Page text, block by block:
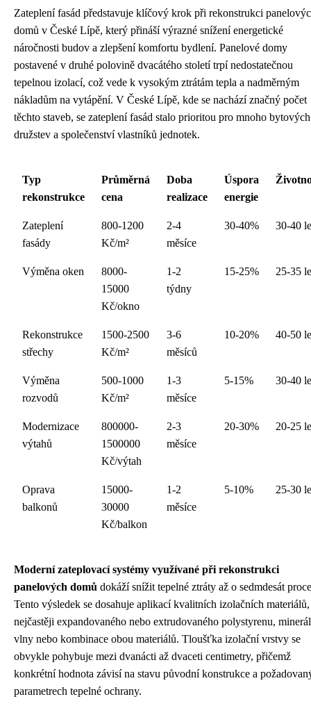
Zateplení fasád představuje klíčový krok při rekonstrukci
domů v České Lípě, který přináší výrazné snížení energetické
náročnosti budov a zlepšení komfortu bydlení. Panelové domy
postavené v druhé polovině dvacátého století trpí nedostatečnou
tepelnou izolací, což vede k vysokým ztrátám tepla a nadměrným
nákladům na vytápění. V České Lípě, kde se nachází značný počet
těchto staveb, se zateplení fasád stalo prioritou pro mnoho bytových
družstev a společenství vlastníků jednotek.
Typ
rekonstrukce
Průměrná
cena
Doba
realizace
Úspora
energie
Zateplení
fasády
800-1200
Kč/m²
2-4
měsíce
30-40% 30-40
Výměna oken
8000-
15000
Kč/okno
1-2
týdny
15-25% 25-35
Rekonstrukce
střechy
1500-2500
Kč/m²
3-6
měsíců
10-20% 40-50
Výměna
rozvodů
500-1000
Kč/m²
1-3
měsíce
5-15% 30-40
Modernizace
výtahů
800000-
1500000
Kč/výtah
2-3
měsíce
20-30% 20-25
Oprava
balkonů
15000-
30000
Kč/balkon
1-2
měsíce
5-10% 25-30
Moderní zateplovací systémy využívané při rekonstrukci
panelových domů dokáží snížit tepelné ztráty až o sedmdesát
Tento výsledek se dosahuje aplikací kvalitních izolačních materiálů,
nejčastěji expandovaného nebo extrudovaného polystyrenu,
vlny nebo kombinace obou materiálů. Tloušťka izolační vrstvy se
obvykle pohybuje mezi dvanácti až dvaceti centimetry, přičemž
konkrétní hodnota závisí na stavu původní konstrukce a
parametrech tepelné ochrany.